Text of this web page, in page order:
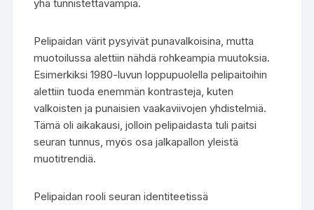
yhä tunnistettavampia.
Pelipaidan värit pysyivät punavalkoisina, mutta
muotoilussa alettiin nähdä rohkeampia muutoksia.
Esimerkiksi 1980-luvun loppupuolella pelipaitoihin
alettiin tuoda enemmän kontrasteja, kuten
valkoisten ja punaisien vaakaviivojen yhdistelmiä.
Tämä oli aikakausi, jolloin pelipaidasta tuli paitsi
seuran tunnus, myös osa jalkapallon yleistä
muotitrendiä.
Pelipaidan rooli seuran identiteetissä